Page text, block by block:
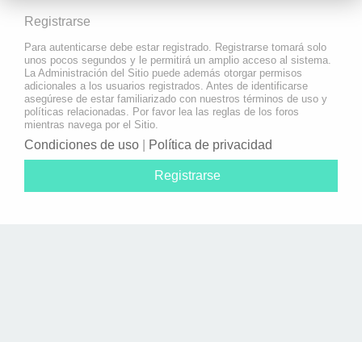
Registrarse
Para autenticarse debe estar registrado. Registrarse tomará solo
unos pocos segundos y le permitirá un amplio acceso al sistema.
La Administración del Sitio puede además otorgar permisos
adicionales a los usuarios registrados. Antes de identificarse
asegúrese de estar familiarizado con nuestros términos de uso y
políticas relacionadas. Por favor lea las reglas de los foros
mientras navega por el Sitio.
Condiciones de uso Política de privacidad
Registrarse